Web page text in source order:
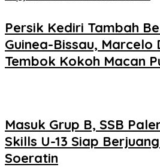
Persik Kediri Tambah
Guinea-Bissau, Marcelo
Tembok Kokoh Macan
Masuk Grup B, SSB
Skills U-13 Siap
Soeratin